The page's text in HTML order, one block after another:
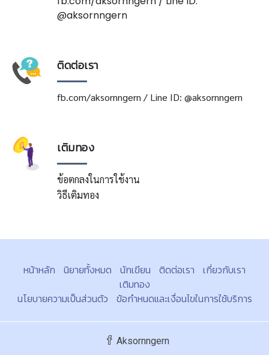
@aksornngern
ติดต่อเรา
fb.com/aksornngern / Line ID: @aksornngern
เติมทอง
ข้อตกลงในการใช้งาน
วิธีเติมทอง
หน้าหลัก นิยายทั้งหมด นักเขียน ติดต่อเรา
เกี่ยวกับเรา
เติมทอง
นโยบายความเป็นส่วนตัว
ข้อกำหนดและเงื่อนไขในการใช้บริการ
Aksornngern